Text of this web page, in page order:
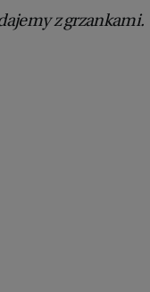
z grzankami.